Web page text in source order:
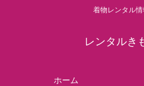
着物レンタル情
レンタルき
ホーム